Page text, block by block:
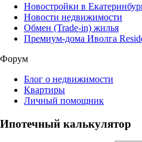
Новостройки в
Новости недвижимости
Обмен (Trade-in) жилья
Премиум-дома Иволга
Форум
Блог о недвижимости
Квартиры
Личный помощник
Ипотечный калькулятор